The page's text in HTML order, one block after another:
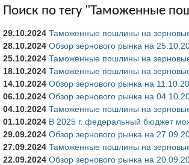
Поиск по тегу "Таможенные
29.10.2024 Таможенные пошлины на зерновые
28.10.2024 Обзор зернового рынка на
25.10.2024 Таможенные пошлины на
18.10.2024 Таможенные пошлины на
14.10.2024 Обзор зернового рынка на
06.10.2024 Обзор зернового рынка на
04.10.2024 Таможенные пошлины на
01.10.2024 В 2025 г. федеральный бюджет
29.09.2024 Обзор зернового рынка на
27.09.2024 Таможенные пошлины на
22.09.2024 Обзор зернового рынка на